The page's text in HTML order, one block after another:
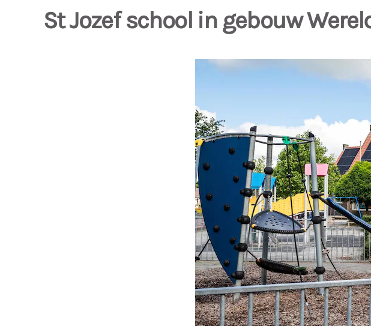
St Jozef school in gebouw